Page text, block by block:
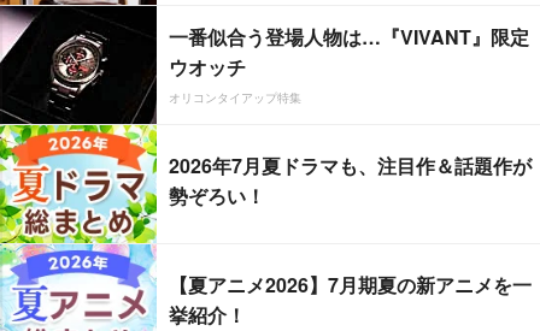
一番似合う登場人物は…『VIVANT』限定
ウオッチ
オリコンタイアップ特集
2026年7月夏ドラマも、注目作＆話題作が
勢ぞろい！
【夏アニメ2026】7月期夏の新アニメを一
挙紹介！